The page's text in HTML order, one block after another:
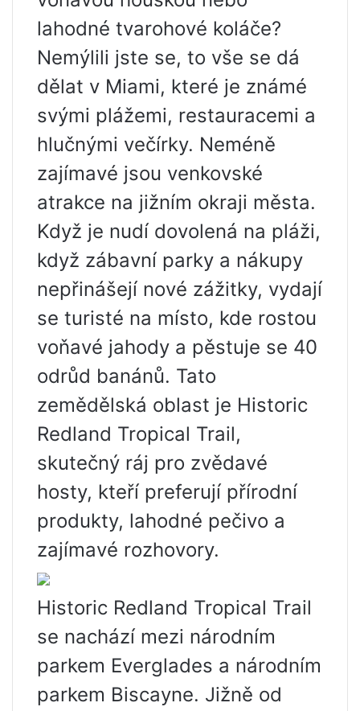
lahodné tvarohové koláče?
Nemýlili jste se, to vše se dá
dělat v Miami, které je známé
svými plážemi, restauracemi a
hlučnými večírky. Neméně
zajímavé jsou venkovské
atrakce na jižním okraji města.
Když je nudí dovolená na pláži,
když zábavní parky a nákupy
nepřinášejí nové zážitky, vydají
se turisté na místo, kde rostou
voňavé jahody a pěstuje se 40
odrůd banánů. Tato
zemědělská oblast je Historic
Redland Tropical Trail,
skutečný ráj pro zvědavé
hosty, kteří preferují přírodní
produkty, lahodné pečivo a
zajímavé rozhovory.
Historic Redland Tropical Trail
se nachází mezi národním
parkem Everglades a národním
parkem Biscayne. Jižně od